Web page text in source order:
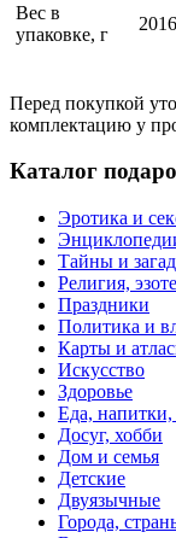
Вес в
упаковке, г
2016
Перед покупкой
комплектацию у
Каталог
Эротика и
Тайны и
Религия,
Праздники
Политика и
Карты и
Искусство
Здоровье
Еда, напитки,
Досуг, хобби
Дом и семья
Детские
Двуязычные
Города,